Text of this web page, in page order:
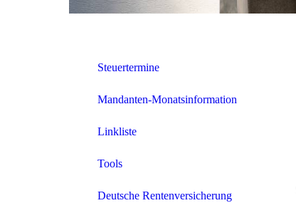
Steuertermine
Mandanten-Monatsinformation
Linkliste
Tools
Deutsche Rentenversicherung